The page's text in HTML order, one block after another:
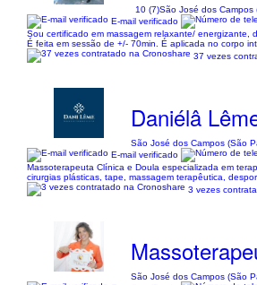
10 (7)São José dos Campos
E-mail verificado
Sou certificado em massagem relaxante/ energizante,
É feita em sessão de +/- 70min. É aplicada no corpo
37 vezes
Daniélâ
São José dos Campos (São
E-mail verificado
Massoterapeuta Clínica e Doula especializada em
cirurgias plásticas, tape, massagem terapêutica,
3 vezes
São José dos Campos (São